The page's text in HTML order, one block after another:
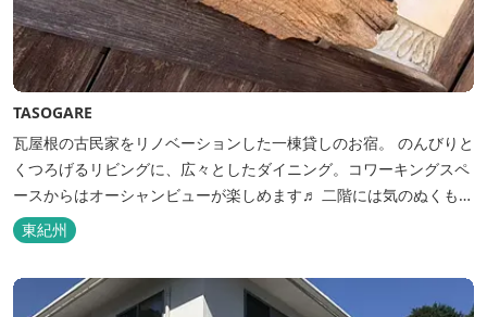
TASOGARE
瓦屋根の古民家をリノベーションした一棟貸しのお宿。 のんびりと
くつろげるリビングに、広々としたダイニング。コワーキングスペ
ースからはオーシャンビューが楽しめます♬ 二階には気のぬくもり
を感じながら、アートと読書に浸ることができる「TASOGAREの
間」があり、海を眺めながらゆったりとした時間を過ごすことがで
きます。
東紀州